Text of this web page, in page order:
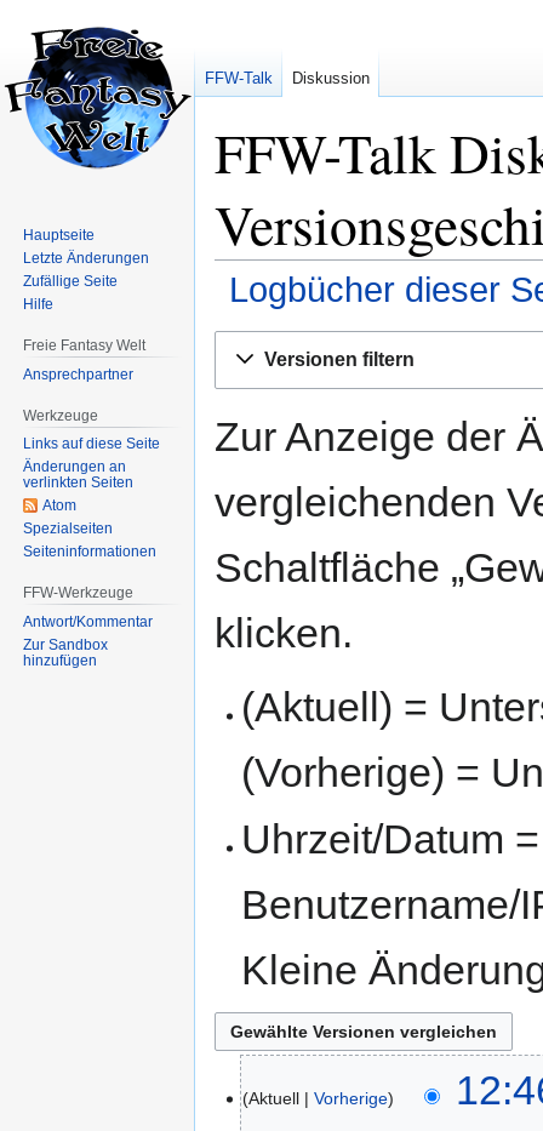
FFW-Talk
Logbücher dieser
Navigation
Suche
Versionen filtern
Zur Anzeige der
vergleichenden
Schaltfläche
klicken.
(Aktuell) =
(Vorherige) =
Uhrzeit/Datum
Benutzername/
Kleine
Aktuell Vorherige
FFW-Talk Diskussion
Hauptseite
Letzte Änderungen
Zufällige Seite
Hilfe
Freie Fantasy Welt
Ansprechpartner
Werkzeuge
Links auf diese Seite
Änderungen an
verlinkten Seiten
Atom
Spezialseiten
Seiten­informationen
FFW-Werkzeuge
Antwort/Kommentar
Zur Sandbox
hinzufügen